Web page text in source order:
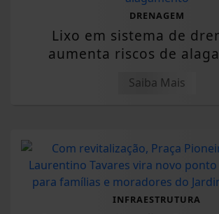
DRENAGEM
Lixo em sistema de
aumenta riscos de
Saiba Mais
INFRAESTRUTURA